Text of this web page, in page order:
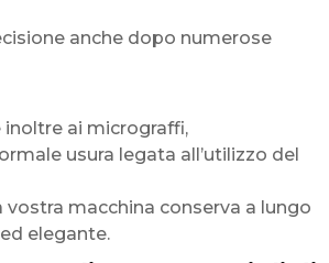
anche dopo numerose
inoltre ai micrograffi,
usura legata all’utilizzo del
vostra macchina conserva a lungo
elegante.